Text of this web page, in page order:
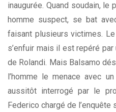
inaugurée. Quand soudain, le
homme suspect, se bat
faisant plusieurs victimes.
s’enfuir mais il est repéré
de Rolandi. Mais Balsamo
l’homme le menace avec
aussitôt interrogé par le
Federico chargé de l’enquête